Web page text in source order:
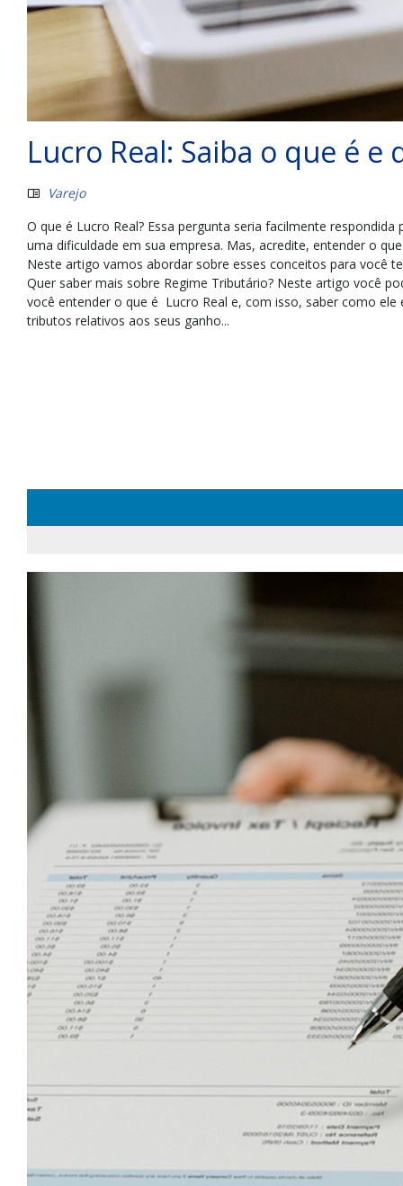
Lucro Real: Saiba o que é
Varejo
O que é Lucro Real? Essa pergunta seria facilmente
uma dificuldade em sua empresa. Mas, acredite, entender o
Neste artigo vamos abordar sobre esses conceitos para você
Quer saber mais sobre Regime Tributário? Neste artigo você
você entender o que é Lucro Real e, com isso, saber como
tributos relativos aos seus ganho...